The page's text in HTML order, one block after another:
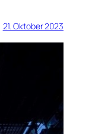
21. Oktober 2023